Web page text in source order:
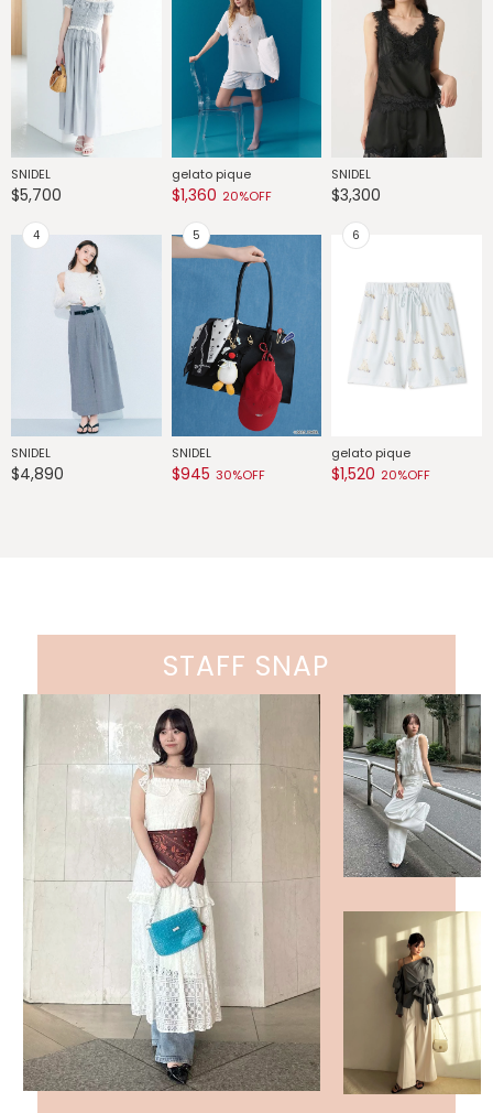
SNIDEL
$5,700
gelato pique
$1,360 20%OFF
SNIDEL
$3,300
SNIDEL
$4,890
SNIDEL
$945 30%OFF
gelato pique
$1,520 20%OFF
STAFF SNAP